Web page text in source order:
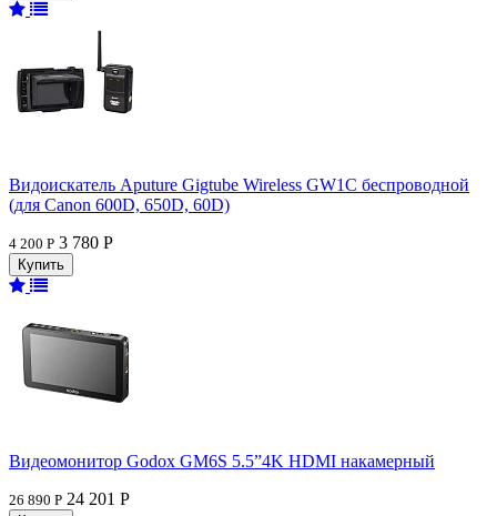
Видоискатель Aputure Gigtube Wireless GW1C беспроводной
(для Canon 600D, 650D, 60D)
4 200 Р 3 780 Р
Видеомонитор Godox GM6S 5.5”4K HDMI накамерный
26 890 Р 24 201 Р